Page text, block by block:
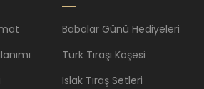
Babalar Günü Hediyeleri
Türk Tıraşı Köşesi
Islak Tıraş Setleri